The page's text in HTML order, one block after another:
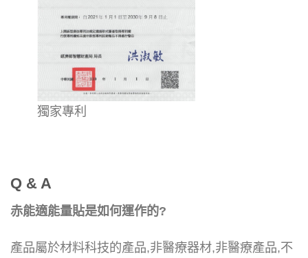
獨家專利
Q & A
赤能適能量貼是如何運作的?
產品屬於材料科技的產品,非醫療器材,非醫療產品,不